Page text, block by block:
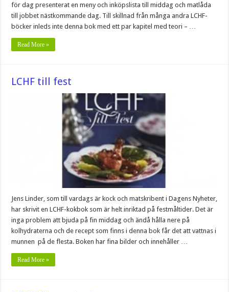
för dag presenterat en meny och inköpslista till middag och matlåda
till jobbet nästkommande dag. Till skillnad från många andra LCHF-
böcker inleds inte denna bok med ett par kapitel med teori – …
Read More »
LCHF till fest
Jens Linder, som till vardags är kock och matskribent i Dagens Nyheter,
har skrivit en LCHF-kokbok som är helt inriktad på festmåltider. Det är
inga problem att bjuda på fin middag och ändå hålla nere på
kolhydraterna och de recept som finns i denna bok får det att vattnas i
munnen på de flesta. Boken har fina bilder och innehåller …
Read More »